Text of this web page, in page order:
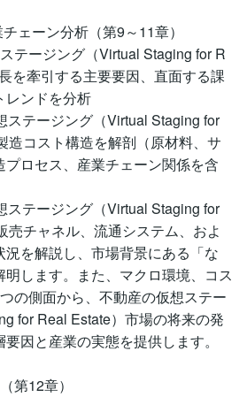
ェーン分析（第9～11章）
テージング（Virtual Staging for R
を牽引する主要要因、直面する課
レンドを分析
ステージング（Virtual Staging for
造コスト構造を解剖（原材料、サ
ロセス、産業チェーン関係を含
ステージング（Virtual Staging for
売チャネル、流通システム、およ
を解説し、市場背景にある「な
します。また、マクロ環境、コス
の側面から、不動産の仮想ステー
for Real Estate）市場の将来の発
因と産業の実態を提供します。
第12章）